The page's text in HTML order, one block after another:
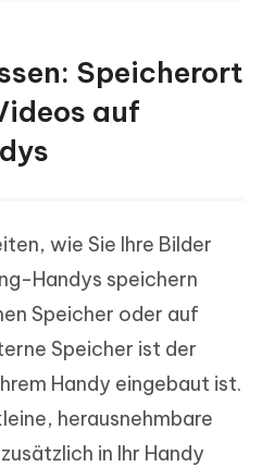
Speicherort
auf
wie Sie Ihre Bilder
Handys speichern
Speicher oder auf
Speicher ist der
Handy eingebaut ist.
herausnehmbare
in Ihr Handy